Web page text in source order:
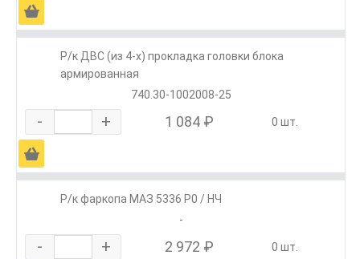
Ä
Р/к ДВС (из 4-х) прокладка головки блока
армированная
740.30-1002008-25
- + 1 084 ₽ 0 шт.
Ä
Р/к фаркопа МАЗ 5336 Р0 / НЧ
-
- + 2 972 ₽ 0 шт.